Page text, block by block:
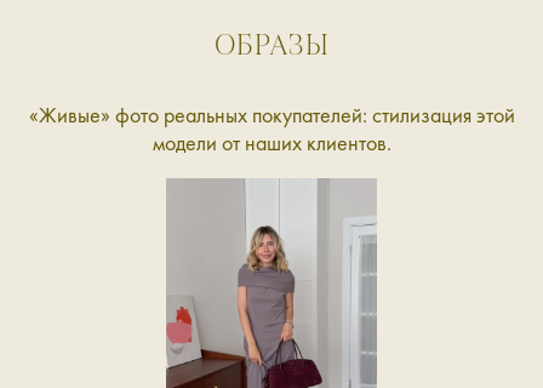
ОБРАЗЫ
«Живые» фото реальных покупателей: стилизация этой
модели от наших клиентов.